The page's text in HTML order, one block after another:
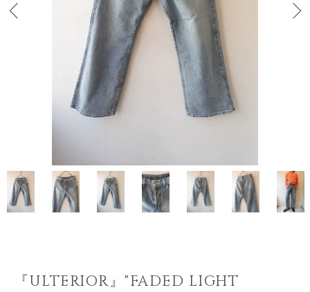
『ULTERIOR』"FADED LIGHT